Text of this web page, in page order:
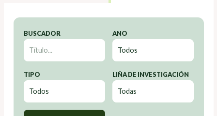
BUSCADOR ANO
TIPO LIÑA DE INVESTIGACIÓN